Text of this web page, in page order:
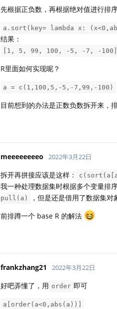
先根据正负数，再根据绝对值进行排
a.sort(key= lambda x:
结果：
[1, 5, 99, 100, -5, -7, -100]
R里面如何实现呢？
a = c(1,100,5,-5,-7,99,-100)
目前想到的办法是正数负数拆开来，
meeeeeeeeo 2022年3月22日
拆开再拼接应该是这样：
我一种处理数据集时根据多个变量排
pull(a)
，但是还是借用了数据集
前排蹲一个 base R 的解法
frankzhang21 2022年3月22日
好吧弄懂了，用 order 即可
a[order(a<0,abs(a))]